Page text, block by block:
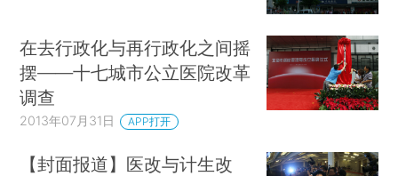
在去行政化与再行政化之间摇
摆——十七城市公立医院改革
调查
2013年07月31日 APP打开
【封面报道】医改与计生改